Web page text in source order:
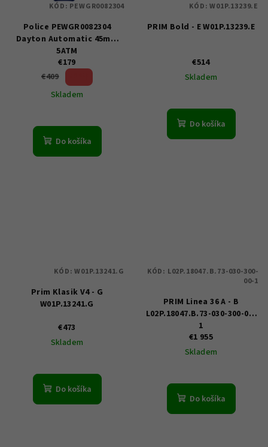
Police PEWGR0082304
Dayton Automatic 45mm
5ATM
€179
€409
Skladem
Do košíka
KÓD: PEWGR0082304
PRIM Bold - E W01P.13239.E
€514
Skladem
Do košíka
KÓD:W01P.13239.E
Prim Klasik V4 - G
W01P.13241.G
€473
Skladem
Do košíka
KÓD:W01P.13241.G
PRIM Linea 36 A - B
L02P.18047.B.73-030-300-00-
1
€1 955
Skladem
Do košíka
KÓD: L02P.18047.B.73-030-300-
00-1